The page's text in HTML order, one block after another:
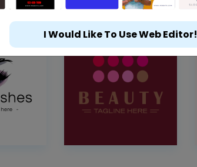
I Would Like To Use Web Editor!